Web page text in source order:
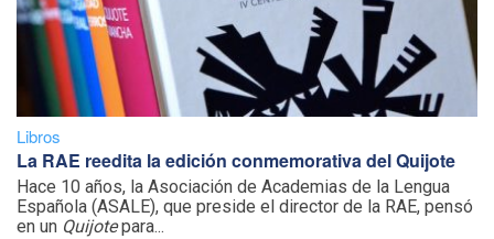
Libros
La RAE reedita la edición conmemorativa del Quijote
Hace 10 años, la Asociación de Academias de la Lengua
Española (ASALE), que preside el director de la RAE, pensó
en un Quijotepara...